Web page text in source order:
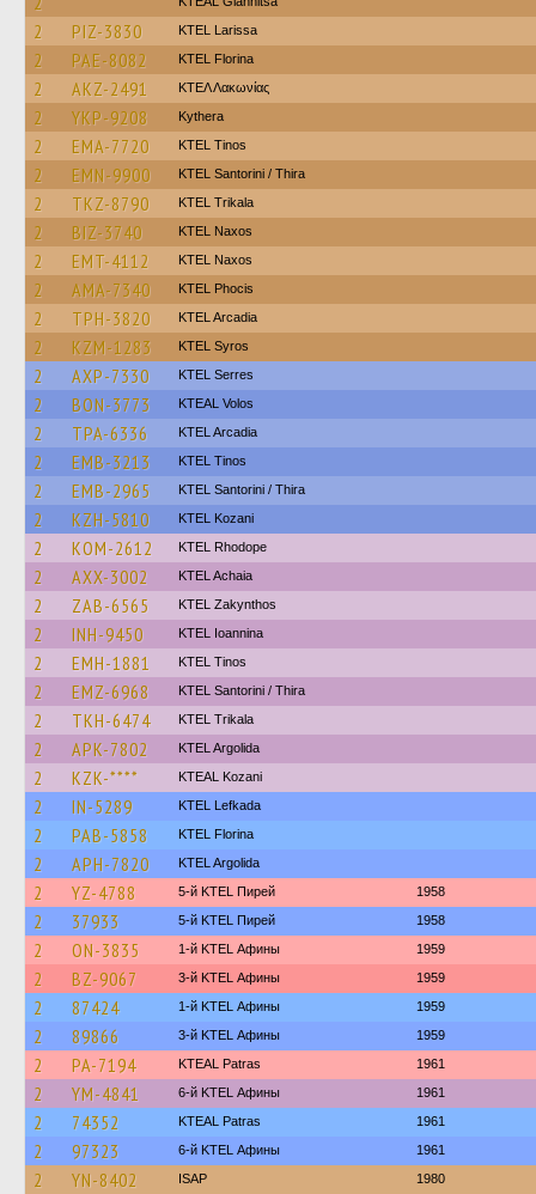
2 PIZ-3830 KTEL Larissa
2 PAE-8082 KTEL Florina
2 AKZ-2491 ΚΤΕΛ Λακωνίας
2 YKP-9208 Kythera
2 EMA-7720 KTEL Tinos
2 EMN-9900 KTEL Santorini / Thira
2 TKZ-8790 ΚΤΕL Τrikala
2 BIZ-3740 KTEL Naxos
2 EMT-4112 KTEL Naxos
2 AMA-7340 ΚΤΕL Phocis
2 TPH-3820 KTEL Arcadia
2 KZM-1283 KTEL Syros
2 AXP-7330 KTEL Serres
2 BON-3773 KTEAL Volos
2 TPA-6336 KTEL Arcadia
2 EMB-3213 KTEL Tinos
2 EMB-2965 KTEL Santorini / Thira
2 KZH-5810 ΚΤΕL Kozani
2 KOM-2612 KTEL Rhodope
2 AXX-3002 KTEL Achaia
2 ZAB-6565 KTEL Zakynthos
2 INH-9450 KTEL Ioannina
2 EMH-1881 KTEL Tinos
2 EMZ-6968 KTEL Santorini / Thira
2 TKH-6474 ΚΤΕL Τrikala
2 APK-7802 KTEL Argolida
2 KZK-**** KTEAL Kozani
2 IN-5289 KTEL Lefkada
2 PAB-5858 KTEL Florina
2 APH-7820 KTEL Argolida
2 YZ-4788 5-й KTEL Пирей 1958
2 37933 5-й KTEL Пирей 1958
2 ON-3835 1-й KTEL Афины 1959
2 BZ-9067 3-й KTEL Афины 1959
2 87424 1-й KTEL Афины 1959
2 89866 3-й KTEL Афины 1959
2 PA-7194 KTEAL Patras 1961
2 YM-4841 6-й KTEL Афины 1961
2 74352 KTEAL Patras 1961
2 97323 6-й KTEL Афины 1961
2 YN-8402 ISAP 1980